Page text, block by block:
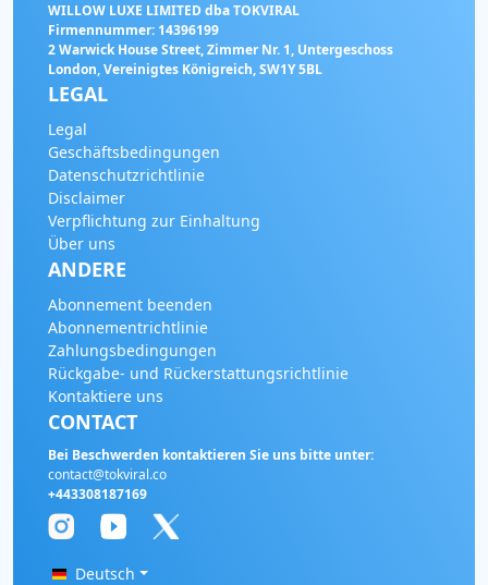
WILLOW LUXE LIMITED dba TOKVIRAL
Firmennummer: 14396199
2 Warwick House Street, Zimmer Nr. 1, Untergeschoss
London, Vereinigtes Königreich, SW1Y 5BL
LEGAL
Legal
Geschäftsbedingungen
Datenschutzrichtlinie
Disclaimer
Verpflichtung zur Einhaltung
Über uns
ANDERE
Abonnement beenden
Abonnementrichtlinie
Zahlungsbedingungen
Rückgabe- und Rückerstattungsrichtlinie
Kontaktiere uns
CONTACT
Bei Beschwerden kontaktieren Sie uns bitte unter:
contact@tokviral.co
+443308187169
Deutsch